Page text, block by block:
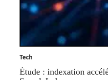
Tech
Étude : indexation